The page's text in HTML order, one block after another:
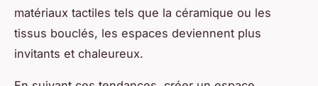
matériaux tactiles tels que la céramique ou les
tissus bouclés, les espaces deviennent plus
invitants et chaleureux.